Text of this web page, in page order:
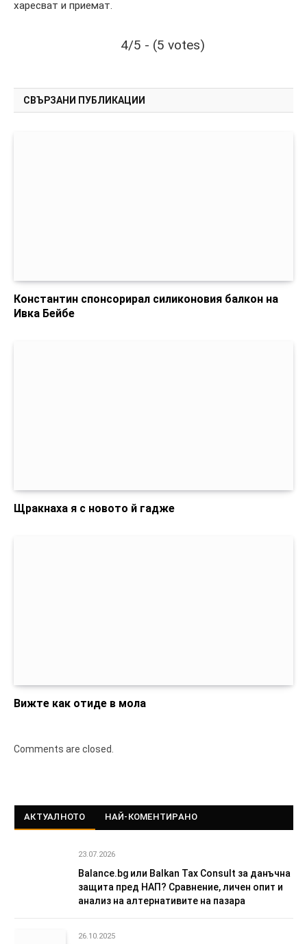
харесват и приемат.
4/5 - (5 votes)
СВЪРЗАНИ ПУБЛИКАЦИИ
Константин спонсорирал силиконовия балкон на
Ивка Бейбе
Щракнаха я с новото й гадже
Вижте как отиде в мола
Comments are closed.
АКТУАЛНОТО НАЙ-КОМЕНТИРАНО
23.07.2026
Balance.bg или Balkan Tax Consult за данъчна
защита пред НАП? Сравнение, личен опит и
анализ на алтернативите на пазара
26.10.2025